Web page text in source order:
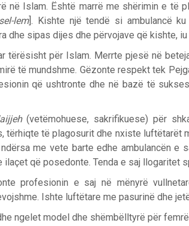
në Islam. Është marrë me shërimin e të
lem]. Kishte një tendë si ambulancë
dhe sipas dijes dhe përvojave që kishte,
tërësisht për Islam. Merrte pjesë në
të mundshme. Gëzonte respekt tek
që ushtronte dhe në bazë të
(vetëmohuese, sakrifikuese) për
tërhiqte të plagosurit dhe nxiste luftëtarët
me vete barte edhe ambulancën e
ilaçet që posedonte. Tenda e saj llogaritet
profesionin e saj në mënyrë
Ishte luftëtare me pasurinë dhe
ngelet model dhe shëmbëlltyrë për